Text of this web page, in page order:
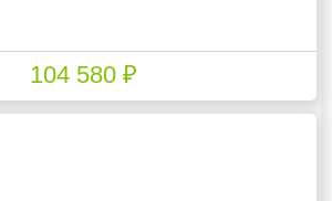
104 580 ₽